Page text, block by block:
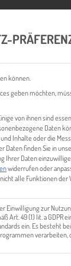
& NEWS
4
können.
geben möchten,
von ihnen sind
Daten
Inhalte oder die
Daten finden Sie in
Ihrer Daten
widerrufen oder
alle Funktionen der
Einwilligung zur
Art. 49 (1) lit. a GDPR
ein. Es besteht
verarbeiten,